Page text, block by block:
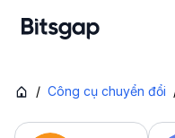
/ Công cụ chuyển đổi